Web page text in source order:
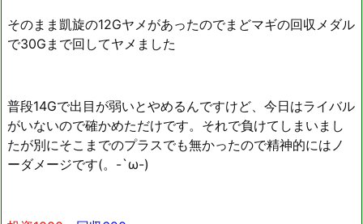
そのまま凱旋の12Gヤメがあったのでまどマギの回収メダル
で30Gまで回してヤメました
普段14Gで出目が弱いとやめるんですけど、今日はライバル
がいないので確かめただけです。それで負けてしまいまし
たが別にそこまでのプラスでも無かったので精神的にはノ
ーダメージです(。-`ω-)